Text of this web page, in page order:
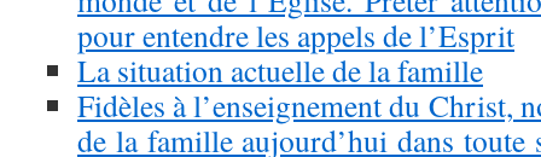
pour entendre les appels de l’Esprit
La situation actuelle de la famille
Fidèles à l’enseignement du Christ,
de la famille aujourd’hui dans toute